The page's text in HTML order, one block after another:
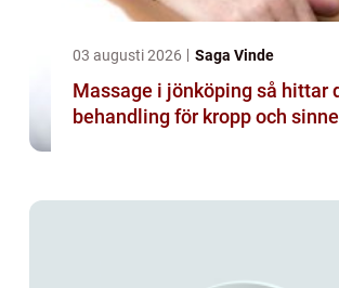
03 augusti 2026 Saga Vinde
Massage i jönköping så hittar du rätt
behandling för kropp och sinne